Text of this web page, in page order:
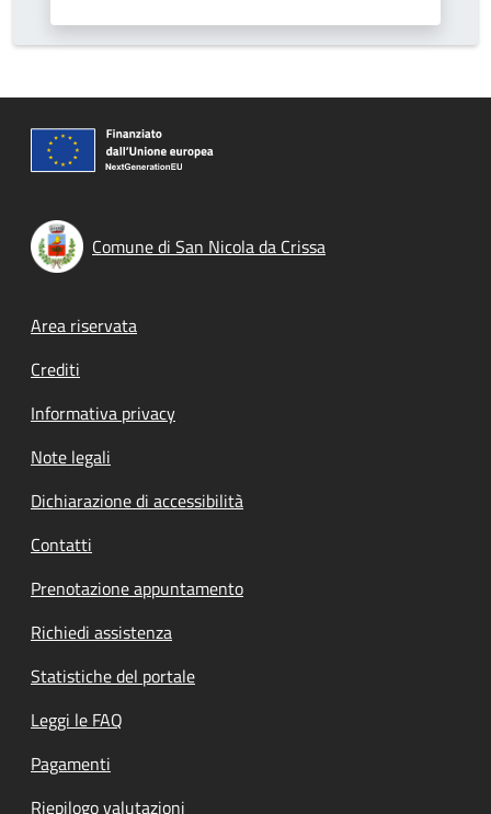
Comune di San Nicola da Crissa
Footer menu
Area riservata
Crediti
Informativa privacy
Note legali
Dichiarazione di accessibilità
Contatti
Prenotazione appuntamento
Richiedi assistenza
Statistiche del portale
Leggi le FAQ
Pagamenti
Riepilogo valutazioni